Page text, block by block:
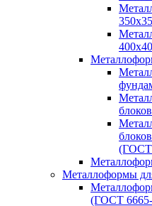
(ГОСТ
Металлоформы
(ГОСТ